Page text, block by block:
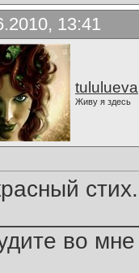
13:41
tululueva
Живу я здесь
во